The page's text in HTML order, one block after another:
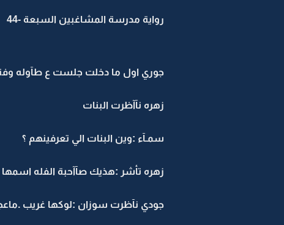
رواية مدرسة المشاغبين السبعة -44
جوري اول ما دخلت جلست ع طآوله
زهره نآآظرت البنات
سمـآء :وين البنات الي تعرفينهم ؟
زهره تأشر :هذيك صآآحبة الفله
جودي نآظرت سوزان :لوكها غريب